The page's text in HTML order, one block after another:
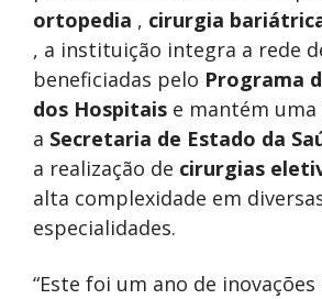
ortopedia , cirurgia
, a instituição integra a rede
beneficiadas pelo Programa
dos Hospitais e mantém
a Secretaria de Estado da
a realização de cirurgias
alta complexidade em
especialidades.
“Este foi um ano de